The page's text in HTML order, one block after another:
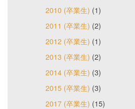
2010 (卒業生) (1)
2011 (卒業生) (2)
2012 (卒業生) (1)
2013 (卒業生) (2)
2014 (卒業生) (3)
2015 (卒業生) (3)
2017 (卒業生) (15)